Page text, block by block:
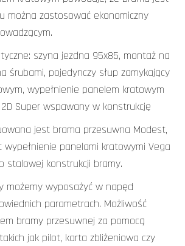
można zastosować ekonomiczny
szyna jezdna 95x85, montaż na
śrubami, pojedynczy słup zamykający
wypełnienie panelem kratowym
Super wspawany w konstrukcję
jest brama przesuwna Modest,
panelami kratowymi Vega
stalowej konstrukcji bramy.
możemy wyposażyć w napęd
parametrach. Możliwość
bramy przesuwnej za pomocą
jak pilot, karta zbliżeniowa czy